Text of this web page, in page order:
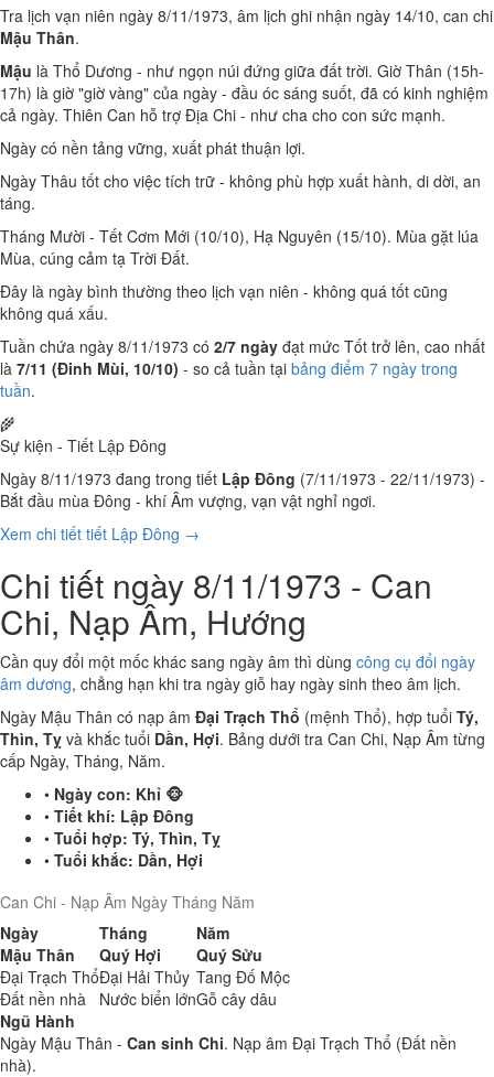
Tra lịch vạn niên ngày 8/11/1973, âm lịch ghi nhận ngày 14/10, can chi
Mậu Thân.
Mậu là Thổ Dương - như ngọn núi đứng giữa đất trời. Giờ Thân (15h-
17h) là giờ "giờ vàng" của ngày - đầu óc sáng suốt, đã có kinh nghiệm
cả ngày. Thiên Can hỗ trợ Địa Chi - như cha cho con sức mạnh.
Ngày có nền tảng vững, xuất phát thuận lợi.
Ngày Thâu tốt cho việc tích trữ - không phù hợp xuất hành, di dời, an
táng.
Tháng Mười - Tết Cơm Mới (10/10), Hạ Nguyên (15/10). Mùa gặt lúa
Mùa, cúng cảm tạ Trời Đất.
Đây là ngày bình thường theo lịch vạn niên - không quá tốt cũng
không quá xấu.
Tuần chứa ngày 8/11/1973 có 2/7 ngày đạt mức Tốt trở lên, cao nhất
là 7/11 (Đinh Mùi, 10/10) - so cả tuần tại bảng điểm 7 ngày trong
tuần.
🌾
Sự kiện - Tiết Lập Đông
Ngày 8/11/1973 đang trong tiết Lập Đông (7/11/1973 - 22/11/1973) -
Bắt đầu mùa Đông - khí Âm vượng, vạn vật nghỉ ngơi.
Xem chi tiết tiết Lập Đông →
Chi tiết ngày 8/11/1973 - Can
Chi, Nạp Âm, Hướng
Cần quy đổi một mốc khác sang ngày âm thì dùng công cụ đổi ngày
âm dương, chẳng hạn khi tra ngày giỗ hay ngày sinh theo âm lịch.
Ngày Mậu Thân có nạp âm Đại Trạch Thổ (mệnh Thổ), hợp tuổi Tý,
Thìn, Tỵ và khắc tuổi Dần, Hợi. Bảng dưới tra Can Chi, Nạp Âm từng
cấp Ngày, Tháng, Năm.
• Ngày con: Khỉ 🐵
• Tiết khí: Lập Đông
• Tuổi hợp: Tý, Thìn, Tỵ
• Tuổi khắc: Dần, Hợi
Can Chi - Nạp Âm Ngày Tháng Năm
Ngày
Tháng
Năm
Mậu Thân
Quý Hợi
Quý Sửu
Đại Trạch ThổĐại Hải Thủy Tang Đố Mộc
Đất nền nhà
Nước biển lớnGỗ cây dâu
Ngũ Hành
Ngày Mậu Thân - Can sinh Chi. Nạp âm Đại Trạch Thổ (Đất nền
nhà).